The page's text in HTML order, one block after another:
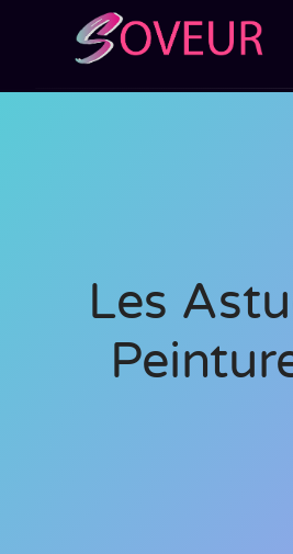
Les